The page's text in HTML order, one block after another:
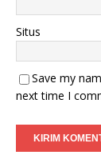
Situs
Save my
next time I